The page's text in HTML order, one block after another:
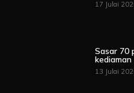
17 Julai
Sasar 70
13 Julai